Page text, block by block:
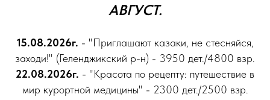
АВГУСТ.
15.08.2026г. - "Приглашают казаки, не стесняйся,
заходи!" (Геленджикский р-н) - 3950 дет./4800 взр.
22.08.2026г. - "Красота по рецепту: путешествие в
мир курортной медицины" - 2300 дет./2500 взр.